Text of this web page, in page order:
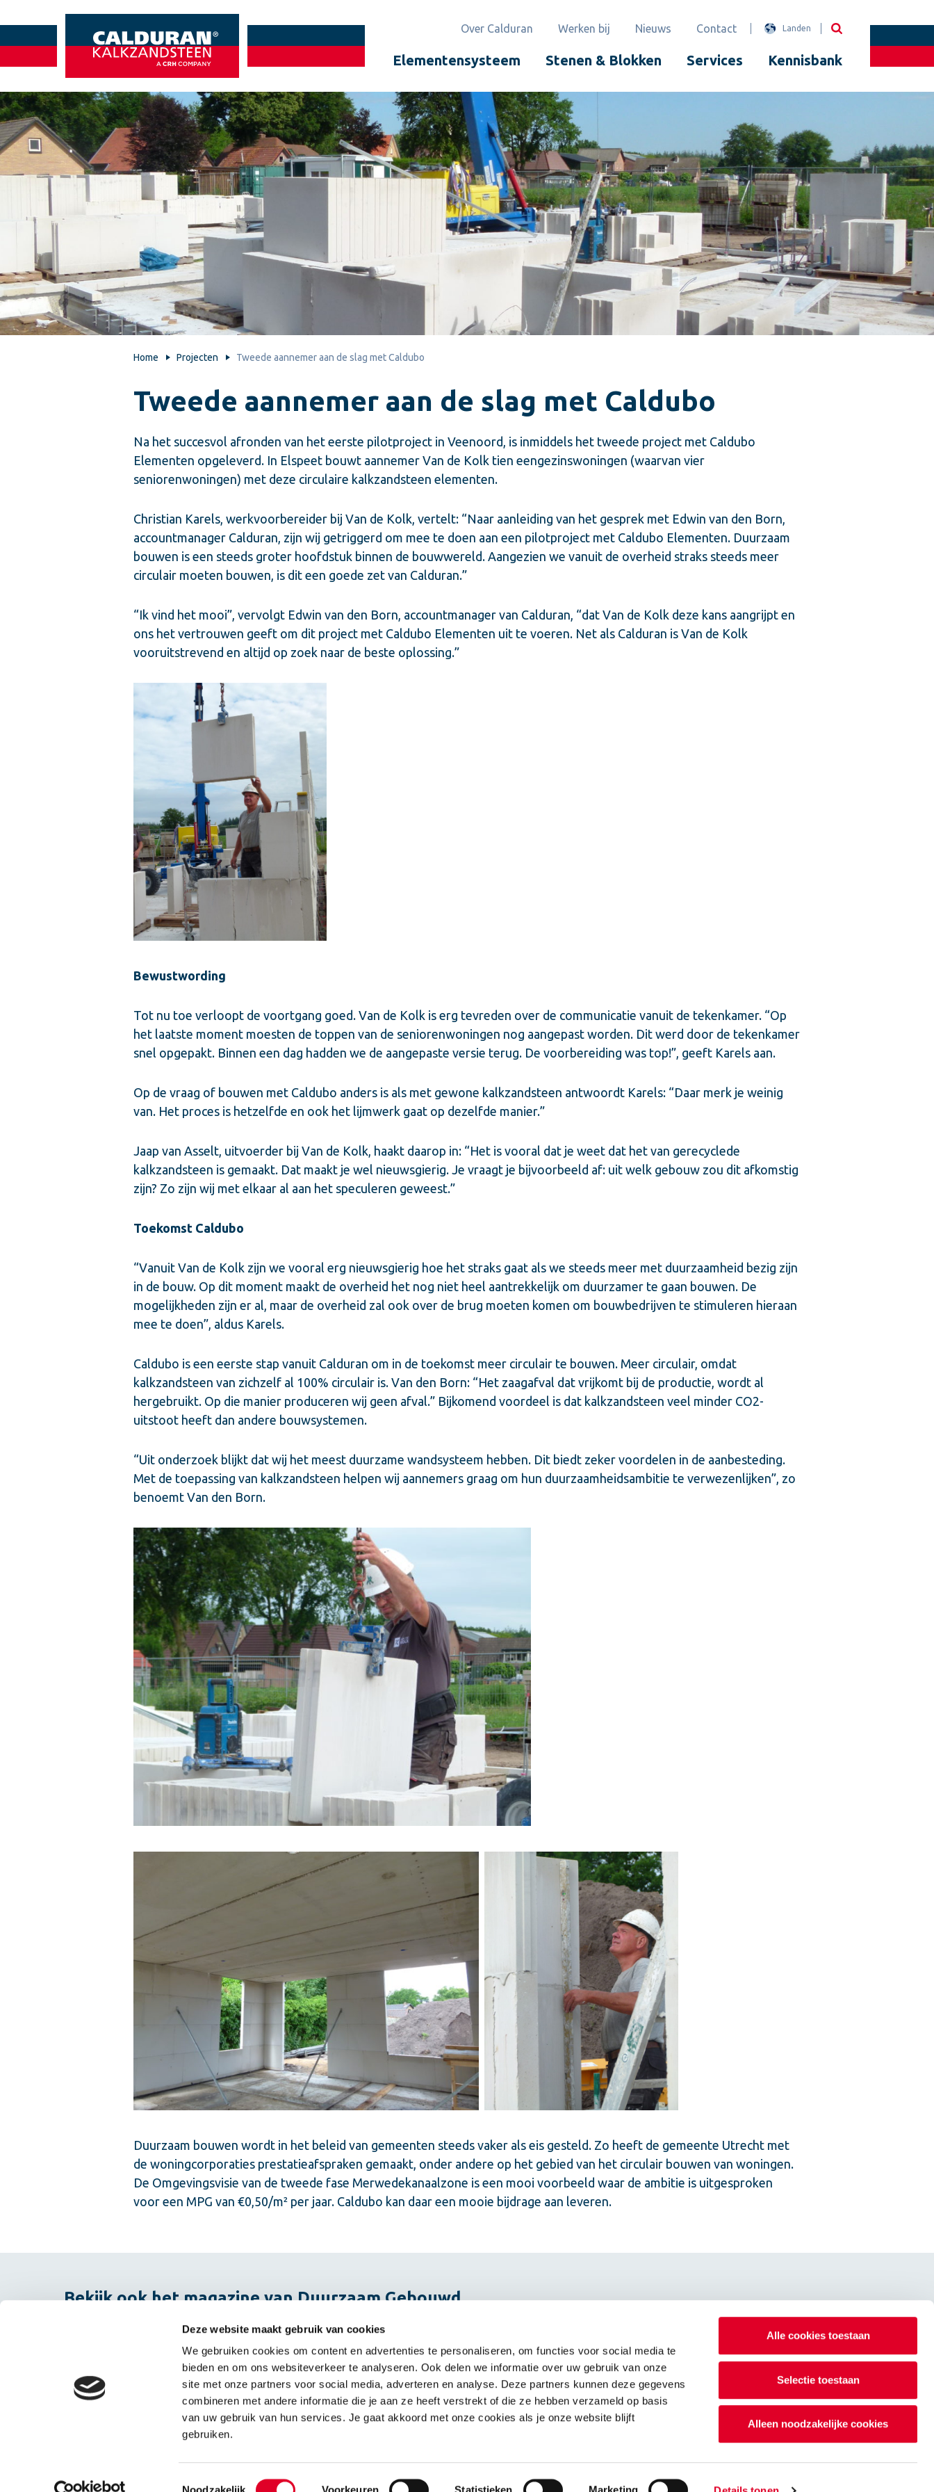
Deze website maakt gebruik van cookies
We gebruiken cookies om content en advertenties te personaliseren, om functies voor social media te
bieden en om ons websiteverkeer te analyseren. Ook delen we informatie over uw gebruik van onze
site met onze partners voor social media, adverteren en analyse. Deze partners kunnen deze gegevens
combineren met andere informatie die je aan ze heeft verstrekt of die ze hebben verzameld op basis
van uw gebruik van hun services. Je gaat akkoord met onze cookies als je onze website blijft
gebruiken.
Toestemmingsselectie
Noodzakelijk Voorkeuren Statistieken Marketing
Alle cookies toestaan
Selectie toestaan
Alleen noodzakelijke cookies
Over Calduran Werken bij Nieuws Contact Landen
Elementensysteem Stenen & Blokken Services Kennisbank
Home Projecten Tweede aannemer aan de slag met Caldubo
Tweede aannemer aan de slag met Caldubo
Na het succesvol afronden van het eerste pilotproject in Veenoord, is inmiddels het tweede project met Caldubo
Elementen opgeleverd. In Elspeet bouwt aannemer Van de Kolk tien eengezinswoningen (waarvan vier
seniorenwoningen) met deze circulaire kalkzandsteen elementen.
Christian Karels, werkvoorbereider bij Van de Kolk, vertelt: “Naar aanleiding van het gesprek met Edwin van den Born,
accountmanager Calduran, zijn wij getriggerd om mee te doen aan een pilotproject met Caldubo Elementen. Duurzaam
bouwen is een steeds groter hoofdstuk binnen de bouwwereld. Aangezien we vanuit de overheid straks steeds meer
circulair moeten bouwen, is dit een goede zet van Calduran.”
“Ik vind het mooi”, vervolgt Edwin van den Born, accountmanager van Calduran, “dat Van de Kolk deze kans aangrijpt en
ons het vertrouwen geeft om dit project met Caldubo Elementen uit te voeren. Net als Calduran is Van de Kolk
vooruitstrevend en altijd op zoek naar de beste oplossing.”
Bewustwording
Tot nu toe verloopt de voortgang goed. Van de Kolk is erg tevreden over de communicatie vanuit de tekenkamer. “Op
het laatste moment moesten de toppen van de seniorenwoningen nog aangepast worden. Dit werd door de tekenkamer
snel opgepakt. Binnen een dag hadden we de aangepaste versie terug. De voorbereiding was top!”, geeft Karels aan.
Op de vraag of bouwen met Caldubo anders is als met gewone kalkzandsteen antwoordt Karels: “Daar merk je weinig
van. Het proces is hetzelfde en ook het lijmwerk gaat op dezelfde manier.”
Jaap van Asselt, uitvoerder bij Van de Kolk, haakt daarop in: “Het is vooral dat je weet dat het van gerecyclede
kalkzandsteen is gemaakt. Dat maakt je wel nieuwsgierig. Je vraagt je bijvoorbeeld af: uit welk gebouw zou dit afkomstig
zijn? Zo zijn wij met elkaar al aan het speculeren geweest.”
Toekomst Caldubo
“Vanuit Van de Kolk zijn we vooral erg nieuwsgierig hoe het straks gaat als we steeds meer met duurzaamheid bezig zijn
in de bouw. Op dit moment maakt de overheid het nog niet heel aantrekkelijk om duurzamer te gaan bouwen. De
mogelijkheden zijn er al, maar de overheid zal ook over de brug moeten komen om bouwbedrijven te stimuleren hieraan
mee te doen”, aldus Karels.
Caldubo is een eerste stap vanuit Calduran om in de toekomst meer circulair te bouwen. Meer circulair, omdat
kalkzandsteen van zichzelf al 100% circulair is. Van den Born: “Het zaagafval dat vrijkomt bij de productie, wordt al
hergebruikt. Op die manier produceren wij geen afval.” Bijkomend voordeel is dat kalkzandsteen veel minder CO2-
uitstoot heeft dan andere bouwsystemen.
“Uit onderzoek blijkt dat wij het meest duurzame wandsysteem hebben. Dit biedt zeker voordelen in de aanbesteding.
Met de toepassing van kalkzandsteen helpen wij aannemers graag om hun duurzaamheidsambitie te verwezenlijken”, zo
benoemt Van den Born.
Duurzaam bouwen wordt in het beleid van gemeenten steeds vaker als eis gesteld. Zo heeft de gemeente Utrecht met
de woningcorporaties prestatieafspraken gemaakt, onder andere op het gebied van het circulair bouwen van woningen.
De Omgevingsvisie van de tweede fase Merwedekanaalzone is een mooi voorbeeld waar de ambitie is uitgesproken
voor een MPG van €0,50/m² per jaar. Caldubo kan daar een mooie bijdrage aan leveren.
Bekijk ook het magazine van Duurzaam Gebouwd
Einsteinstraat 5 | 3846 BH Harderwijk | Nederland | T 03 41 464 000 | Einfo@calduran.nl